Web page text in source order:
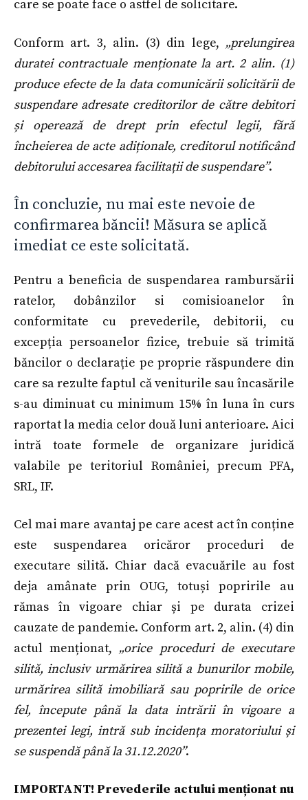
care se poate face o astfel de solicitare.
Conform art. 3, alin. (3) din lege, „prelungirea
duratei contractuale menționate la art. 2 alin. (1)
produce efecte de la data comunicării solicitării de
suspendare adresate creditorilor de către debitori
și operează de drept prin efectul legii, fără
încheierea de acte adiționale, creditorul notificând
debitorului accesarea facilitații de suspendare”.
În concluzie, nu mai este nevoie de
confirmarea băncii! Măsura se aplică
imediat ce este solicitată.
Pentru a beneficia de suspendarea rambursării
ratelor, dobânzilor si comisioanelor în
conformitate cu prevederile, debitorii, cu
excepția persoanelor fizice, trebuie să trimită
băncilor o declarație pe proprie răspundere din
care sa rezulte faptul că veniturile sau încasările
s-au diminuat cu minimum 15% în luna în curs
raportat la media celor două luni anterioare. Aici
intră toate formele de organizare juridică
valabile pe teritoriul României, precum PFA,
SRL, IF.
Cel mai mare avantaj pe care acest act în conține
este suspendarea oricăror proceduri de
executare silită. Chiar dacă evacuările au fost
deja amânate prin OUG, totuși popririle au
rămas în vigoare chiar și pe durata crizei
cauzate de pandemie. Conform art. 2, alin. (4) din
actul menționat, „orice proceduri de executare
silită, inclusiv urmărirea silită a bunurilor mobile,
urmărirea silită imobiliară sau popririle de orice
fel, începute până la data intrării în vigoare a
prezentei legi, intră sub incidența moratoriului și
se suspendă până la 31.12.2020”.
IMPORTANT! Prevederile actului menționat nu